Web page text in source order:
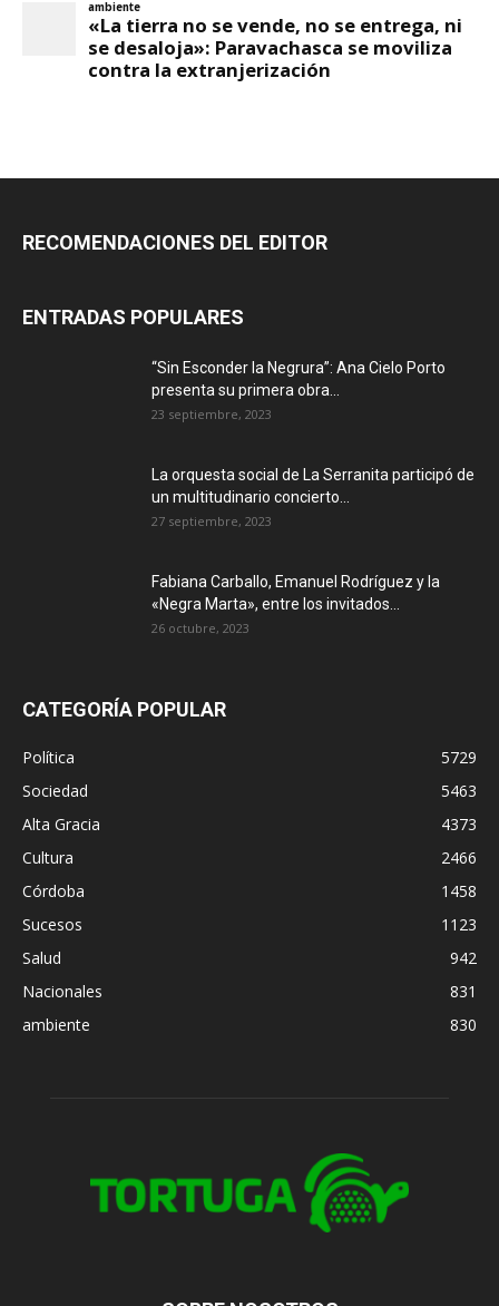
RECOMENDACIONES DEL EDITOR
ENTRADAS POPULARES
“Sin Esconder la Negrura”: Ana Cielo Porto
presenta su primera obra...
23 septiembre, 2023
La orquesta social de La Serranita participó de
un multitudinario concierto...
27 septiembre, 2023
Fabiana Carballo, Emanuel Rodríguez y la
«Negra Marta», entre los invitados...
26 octubre, 2023
CATEGORÍA POPULAR
Política
5729
Sociedad
5463
Alta Gracia
4373
Cultura
2466
Córdoba
1458
Sucesos
1123
Salud
942
Nacionales
831
ambiente
830